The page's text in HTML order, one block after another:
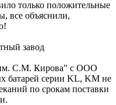
только положительные
все объяснили,
завод
С.М. Кирова" с ООО
батарей серии KL, KM не
по срокам поставки